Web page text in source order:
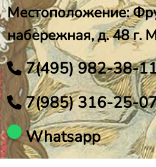
Местоположение:
набережная, д. 48 г.
7(495) 982-38-
7(985) 316-25-
Whatsapp